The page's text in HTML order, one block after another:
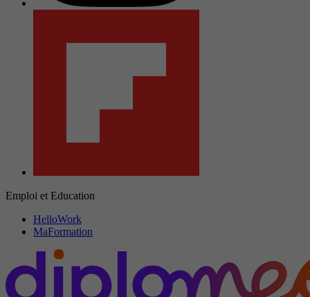
Emploi et Education
HelloWork
MaFormation